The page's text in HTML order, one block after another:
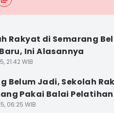
Rakyat di Semarang
Ini Alasannya
21:42 WIB
Belum Jadi, Sekolah
Pakai Balai Pelatihan
06:25 WIB